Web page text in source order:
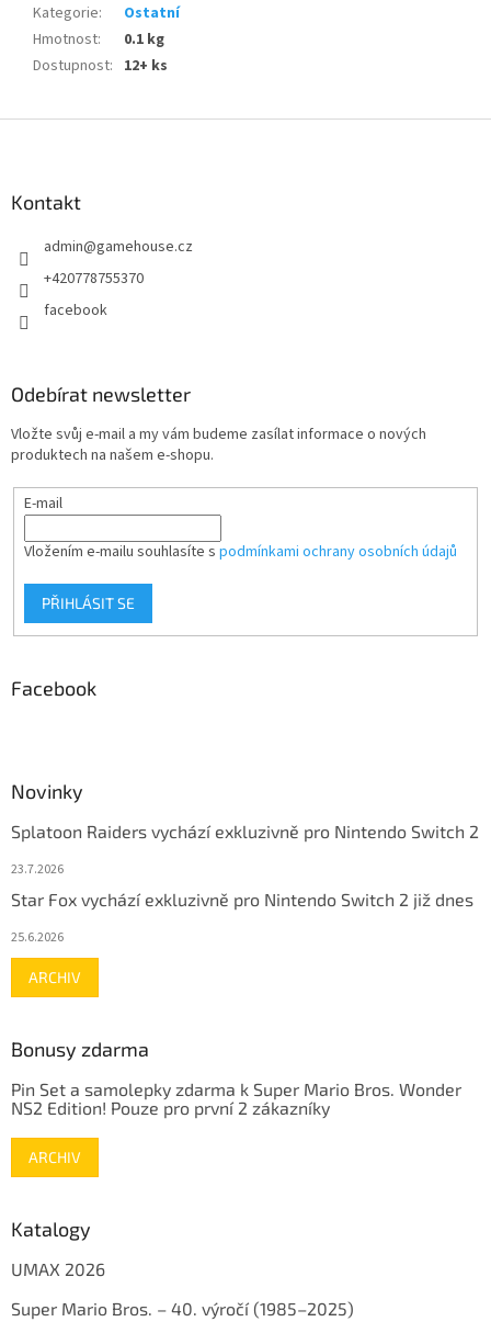
Kategorie:
Ostatní
Hmotnost:
0.1 kg
Dostupnost: 12+ ks
Kontakt
admin@gamehouse.cz
+420778755370
facebook
Odebírat newsletter
Vložte svůj e-mail a my vám budeme zasílat informace o nových
produktech na našem e-shopu.
E-mail
Vložením e-mailu souhlasíte s podmínkami ochrany osobních údajů
PŘIHLÁSIT SE
Facebook
Novinky
Splatoon Raiders vychází exkluzivně pro Nintendo Switch 2
23.7.2026
Star Fox vychází exkluzivně pro Nintendo Switch 2 již dnes
25.6.2026
ARCHIV
Bonusy zdarma
Pin Set a samolepky zdarma k Super Mario Bros. Wonder
NS2 Edition! Pouze pro první 2 zákazníky
ARCHIV
Katalogy
UMAX 2026
Super Mario Bros. – 40. výročí (1985–2025)